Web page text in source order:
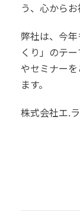
う、心からお
弊社は、今
くり」のテ
やセミナー
ます。
株式会社エ.